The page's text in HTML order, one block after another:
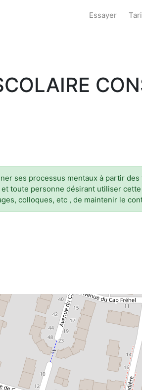
Essayer
ses processus mentaux à partir
toute personne désirant utiliser
colloques, etc , de maintenir le